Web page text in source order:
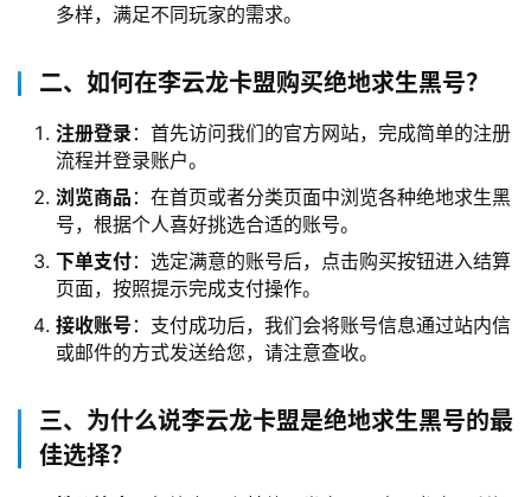
多样，满足不同玩家的需求。
二、如何在李云龙卡盟购买绝地求生黑号？
注册登录 ：首先访问我们的官方网站，完成简单的注册
流程并登录账户。
浏览商品 ：在首页或者分类页面中浏览各种绝地求生黑
号，根据个人喜好挑选合适的账号。
下单支付：选定满意的账号后，点击购买按钮进入结算
页面，按照提示完成支付操作。
接收账号 ：支付成功后，我们会将账号信息通过站内信
或邮件的方式发送给您，请注意查收。
三、为什么说李云龙卡盟是绝地求生黑号的最
佳选择？